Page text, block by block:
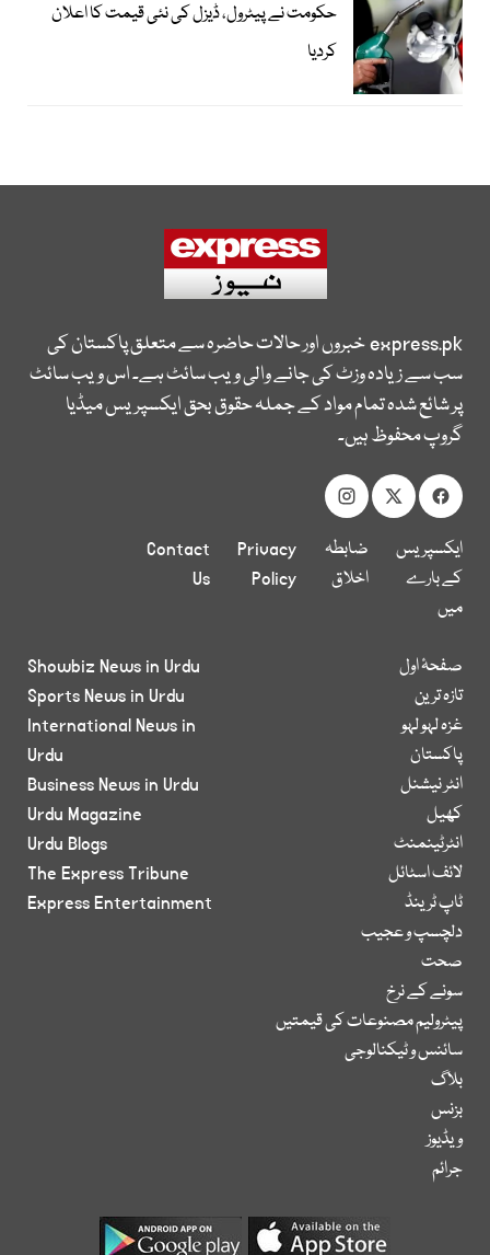
حکومت نے پیٹرول، ڈیزل کی نئی قیمت کا اعلان
کردیا
express.pkخبروں اور حالات حاضرہ سے متعلق پاکستان کی
سب سے زیادہ وزٹ کی جانے والی ویب سائٹ ہے۔ اس ویب سائٹ
پر شائع شدہ تمام مواد کے جملہ حقوق بحق ایکسپریس میڈیا
گروپ محفوظ ہیں۔
ایکسپریس
کے بارے
میں
ضابطہ
اخلاق
Privacy
Policy
Contact
Us
صفحۂ اول
تازہ ترین
غزہ لہو لہو
پاکستان
انٹر نیشنل
کھیل
انٹرٹینمنٹ
لائف اسٹائل
ٹاپ ٹرینڈ
دلچسپ و عجیب
صحت
سونے کے نرخ
پیٹرولیم مصنوعات کی قیمتیں
سائنس و ٹیکنالوجی
بلاگ
بزنس
ویڈیوز
جرائم
Showbiz News in Urdu
Sports News in Urdu
International News in
Urdu
Business News in Urdu
Urdu Magazine
Urdu Blogs
The Express Tribune
Express Entertainment